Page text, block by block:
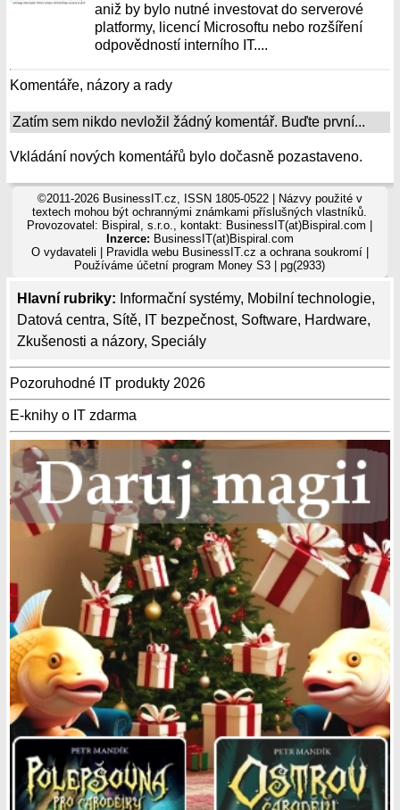
Hlavní rubriky: Informační systémy, Mobilní technologie,
Datová centra, Sítě, IT bezpečnost, Software, Hardware,
Zkušenosti a názory, Speciály
Pozoruhodné IT produkty 2026
E-knihy o IT zdarma
aniž by bylo nutné investovat do serverové
platformy, licencí Microsoftu nebo rozšíření
odpovědností interního IT....
Komentáře, názory a rady
Zatím sem nikdo nevložil žádný komentář. Buďte první...
Vkládání nových komentářů bylo dočasně pozastaveno.
©2011-2026 BusinessIT.cz, ISSN 1805-0522 | Názvy použité v
textech mohou být ochrannými známkami příslušných vlastníků.
Provozovatel: Bispiral, s.r.o., kontakt: BusinessIT(at)Bispiral.com |
Inzerce: BusinessIT(at)Bispiral.com
O vydavateli
Pravidla webu BusinessIT.cz a ochrana soukromí|
Používámeúčetní program Money S3 | pg(2933)